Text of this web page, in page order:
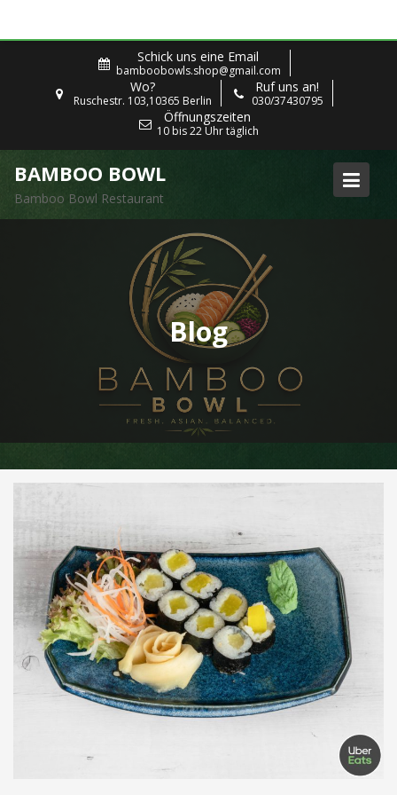
Schick uns eine Email
bamboobowls.shop@gmail.com
Wo?
Ruschestr. 103,10365 Berlin
Ruf uns an!
030/37430795
Öffnungszeiten
10 bis 22 Uhr täglich
BAMBOO BOWL
Bamboo Bowl Restaurant
Blog